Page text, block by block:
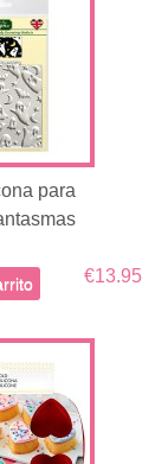
para
€13.95